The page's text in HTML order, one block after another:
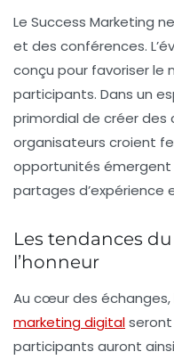
Le Success Marketing
et des conférences.
conçu pour favoriser le
participants. Dans un
primordial de créer des
organisateurs croient
opportunités émergent
partages d’expérience
Les tendances
l’honneur
Au cœur des
marketing digitalseront
participants auront